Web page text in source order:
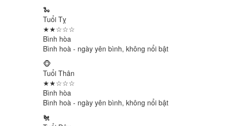
🐍
Tuổi Tỵ
★★☆☆☆
Bình hòa
Bình hoà - ngày yên bình, không nổi bật
🐵
Tuổi Thân
★★☆☆☆
Bình hòa
Bình hoà - ngày yên bình, không nổi bật
🐔